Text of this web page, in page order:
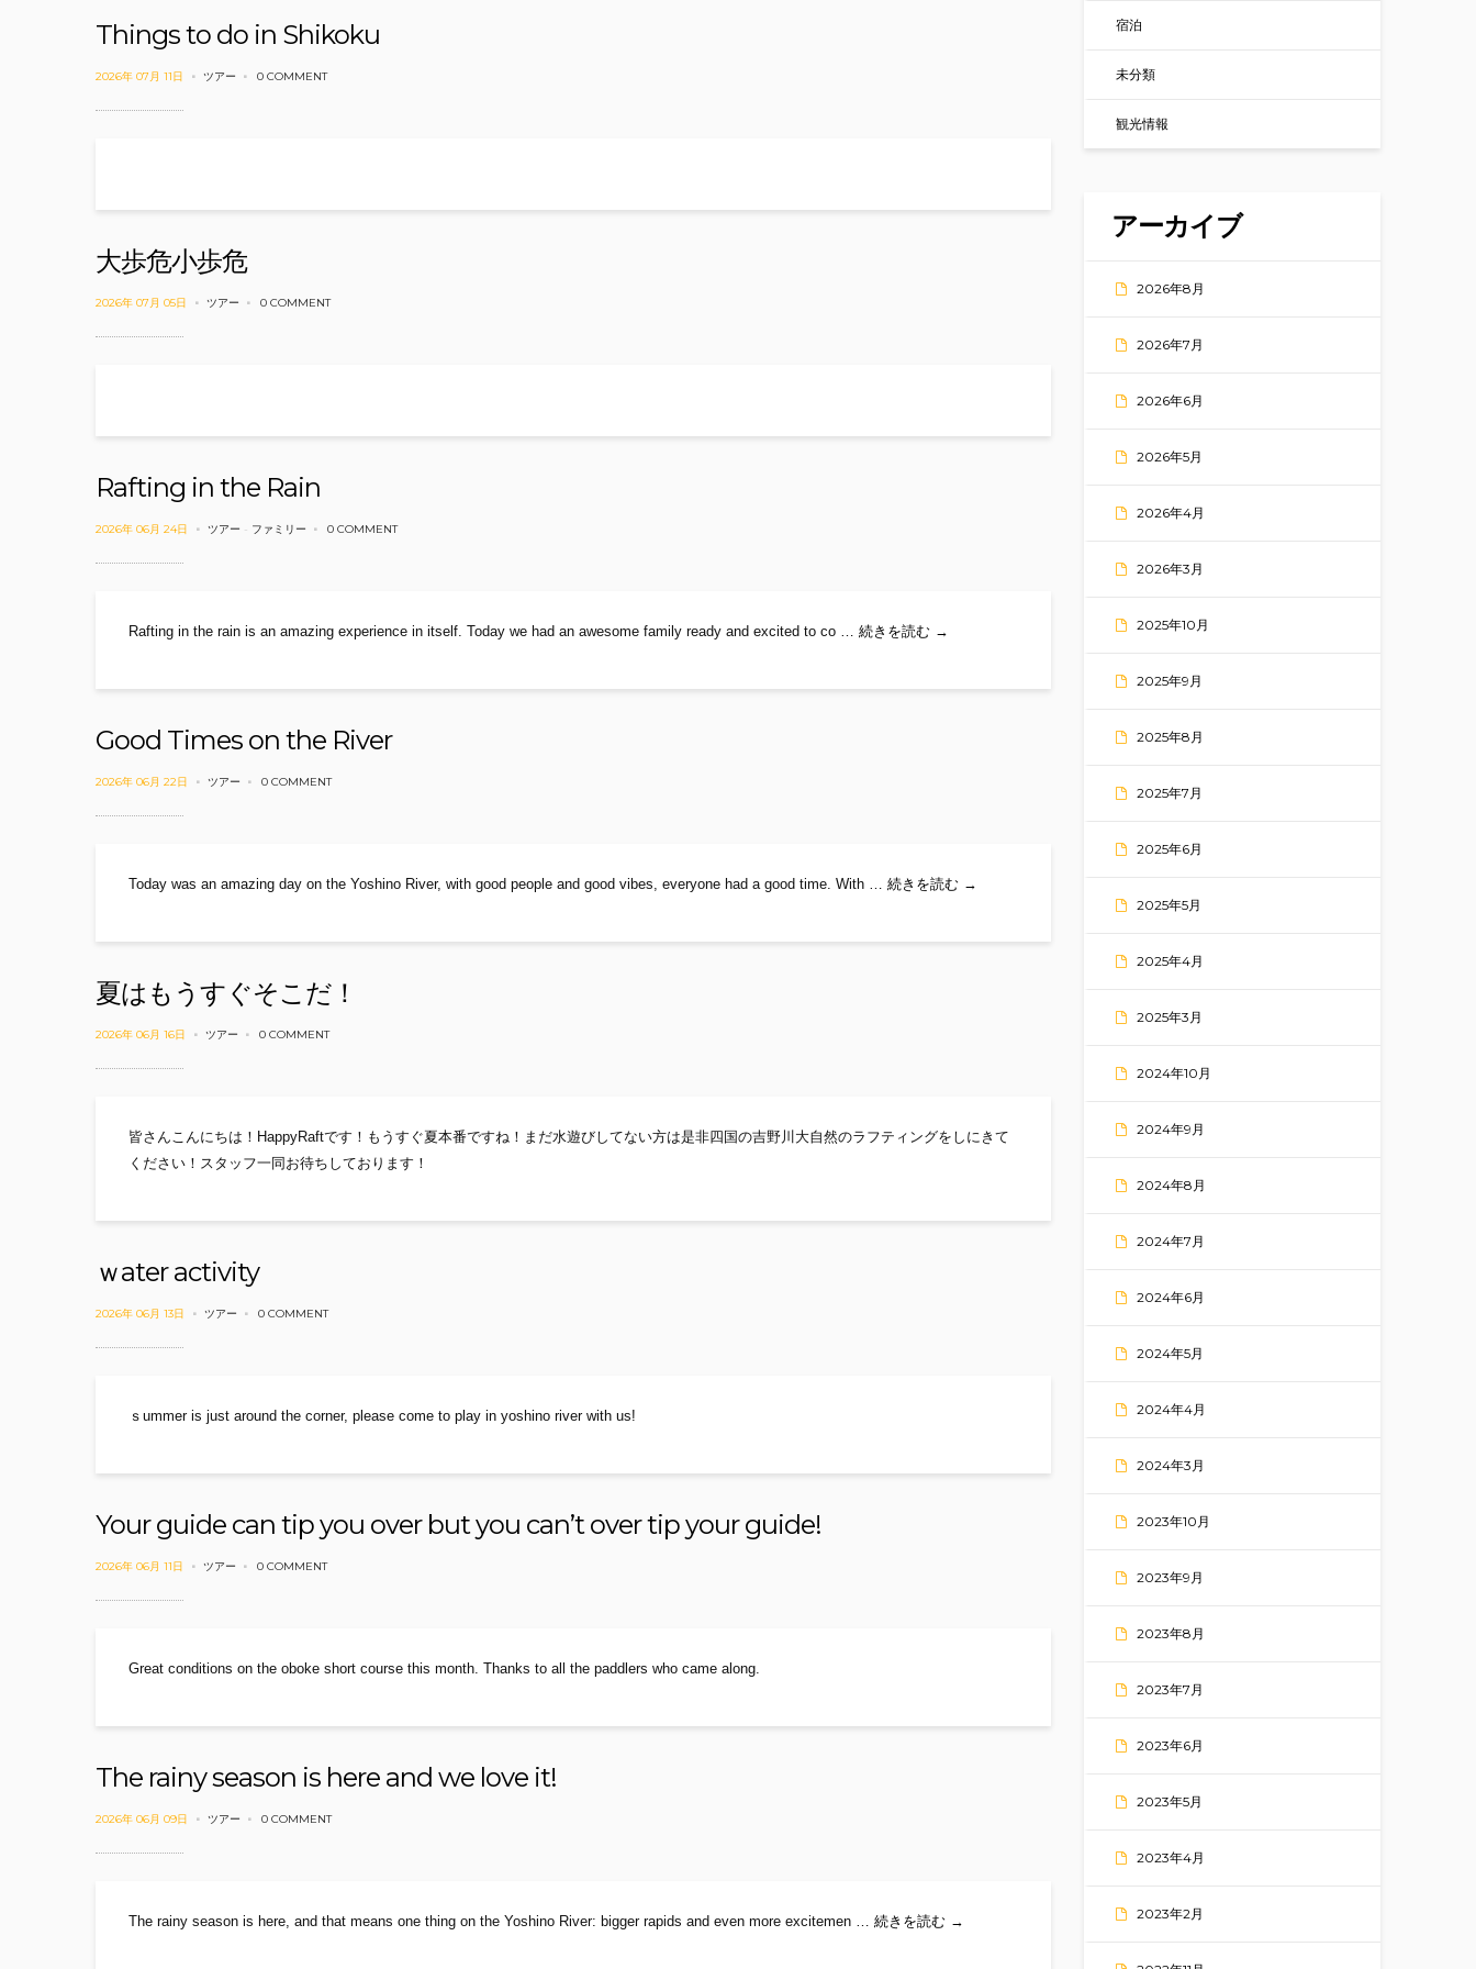
宿泊
未分類
観光情報
アーカイブ
2026年8月
2026年7月
2026年6月
2026年5月
2026年4月
2026年3月
2025年10月
2025年9月
2025年8月
2025年7月
2025年6月
2025年5月
2025年4月
2025年3月
2024年10月
2024年9月
2024年8月
2024年7月
2024年6月
2024年5月
2024年4月
2024年3月
2023年10月
2023年9月
2023年8月
2023年7月
2023年6月
2023年5月
2023年4月
2023年2月
Things to do in Shikoku
2026年 07月 11日 ツアー 0 COMMENT
大歩危小歩危
2026年 07月 05日 ツアー 0 COMMENT
Rafting in the Rain
2026年 06月 24日 ツアー - ファミリー 0 COMMENT
Rafting in the rain is an amazing experience in itself. Today we had an awesome family ready and excited to co … 続きを読む Rafting in the Rain
→
Good Times on the River
2026年 06月 22日 ツアー 0 COMMENT
Today was an amazing day on the Yoshino River, with good people and good vibes, everyone had a good time. With … 続きを読む Good Times on the River
→
夏はもうすぐそこだ！
2026年 06月 16日 ツアー 0 COMMENT
皆さんこんにちは！HappyRaftです！もうすぐ夏本番ですね！まだ水遊びしてない方は是非四国の吉野川大自然のラフティングをしにきて
ください！スタッフ一同お待ちしております！
ｗater activity
2026年 06月 13日 ツアー 0 COMMENT
ｓummer is just around the corner, please come to play in yoshino river with us!
Your guide can tip you over but you can’t over tip your guide!
2026年 06月 11日 ツアー 0 COMMENT
Great conditions on the oboke short course this month. Thanks to all the paddlers who came along.
The rainy season is here and we love it!
2026年 06月 09日 ツアー 0 COMMENT
The rainy season is here, and that means one thing on the Yoshino River: bigger rapids and even more excitemen … 続きを読む The rainy season is here and we love it!
→